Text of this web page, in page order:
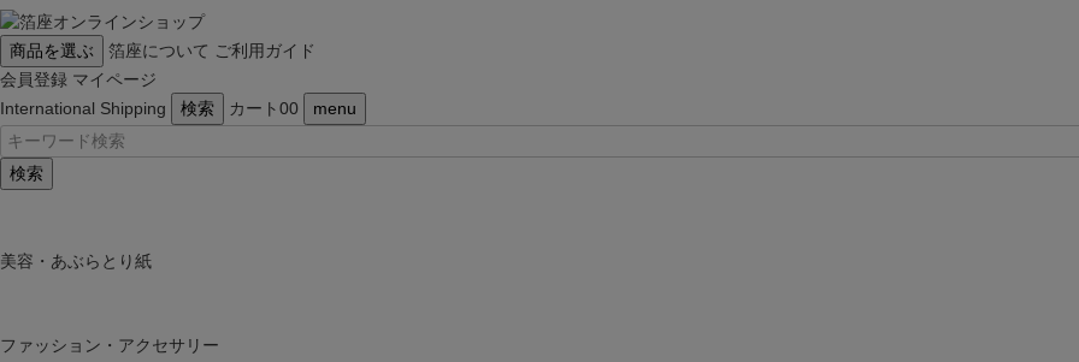
商品を選ぶ 箔座について ご利用ガイド
会員登録 マイページ
International Shipping
検索 カート00 menu
検索
美容・あぶらとり紙
ファッション・アクセサリー